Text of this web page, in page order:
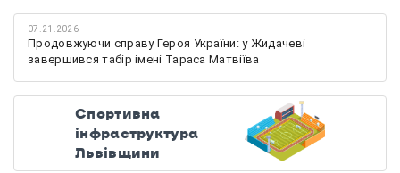
07.21.2026
Продовжуючи справу Героя України: у Жидачеві
завершився табір імені Тараса Матвіїва
Спортивна
інфраструктура
Львівщини